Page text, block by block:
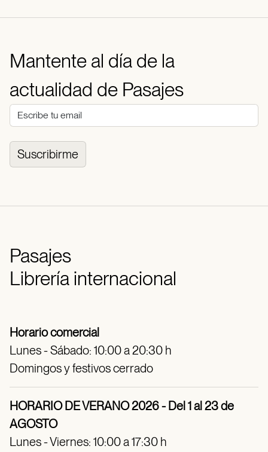
Mantente al día de la
actualidad de Pasajes
Suscribirme
Pasajes
Librería internacional
Horario comercial
Lunes - Sábado: 10:00 a 20:30 h
Domingos y festivos cerrado
HORARIO DE VERANO 2026 - Del 1 al 23 de
AGOSTO
Lunes - Viernes: 10:00 a 17:30 h